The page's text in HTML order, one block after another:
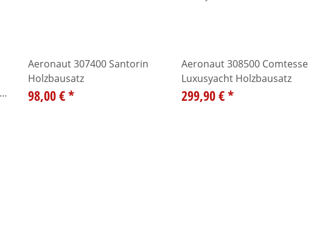
Aeronaut 307400 Santorin
Holzbausatz
98,00 €*
Aeronaut 308500 Comtesse
Luxusyacht Holzbausatz
299,90 €*